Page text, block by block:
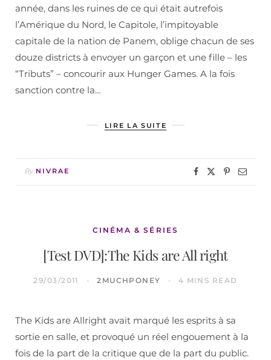
année, dans les ruines de ce qui était autrefois
l’Amérique du Nord, le Capitole, l’impitoyable
capitale de la nation de Panem, oblige chacun de ses
douze districts à envoyer un garçon et une fille – les
“Tributs” – concourir aux Hunger Games. A la fois
sanction contre la…
LIRE LA SUITE
By NIVRAE
CINÉMA & SÉRIES
[Test DVD]:The Kids are All right
29/03/2011 2MUCHPONEY 4 MINS READ
The Kids are Allright avait marqué les esprits à sa
sortie en salle, et provoqué un réel engouement à la
fois de la part de la critique que de la part du public.